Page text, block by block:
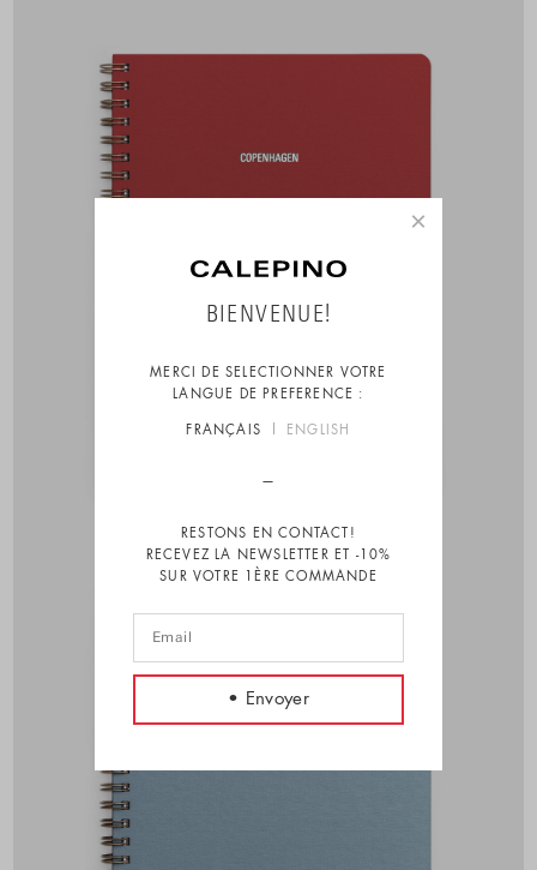
×
BIENVENUE!
MERCI DE SELECTIONNER VOTRE
LANGUE DE PREFERENCE :
FRANÇAIS ENGLISH
RESTONS EN CONTACT!
RECEVEZ LA NEWSLETTER ET -10%
SUR VOTRE 1ÈRE COMMANDE